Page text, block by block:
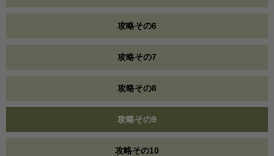
攻略その6
攻略その7
攻略その8
攻略その9
攻略その10